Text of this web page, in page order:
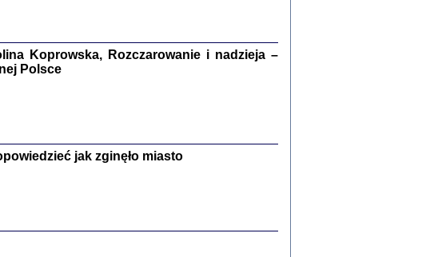
PISZĄCY TE SŁOWA JEST PRACOWNIKIEM
GETTOWEJ INSTYTUCJI ...
'z Dziennika' i inne pisma z łódzkiego getta
Zelkowicz, tłum. z jidysz, oprac. i wstęp. Monika Polit
CZYTAJĄC GAZETĘ NIEMIECKĄ ...
Koprowska, Rozczarowanie i nadzieja –
Polsce
jak zginęło miasto